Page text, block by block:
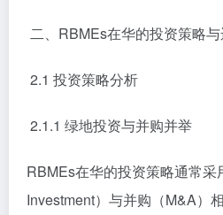
二、RBMEs在华的投资策略
2.1 投资策略分析
2.1.1 绿地投资与并购并举
RBMEs在华的投资策略通常
Investment）与并购（M&A）